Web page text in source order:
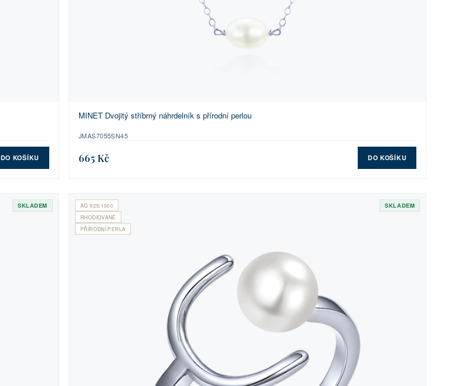
DO KOŠÍKU
MINET Dvojitý stříbrný náhrdelník s přírodní perlou
JMAS7055SN45
665 Kč DO KOŠÍKU
SKLADEM
AG 925/1000
RHODIOVANÉ
PŘÍRODNÍ PERLA
SKLADEM